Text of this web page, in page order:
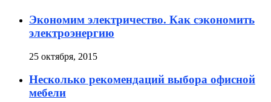
Экономим электричество. Как сэкономить
электроэнергию
25 октября, 2015
Несколько рекомендаций выбора офисной
мебели